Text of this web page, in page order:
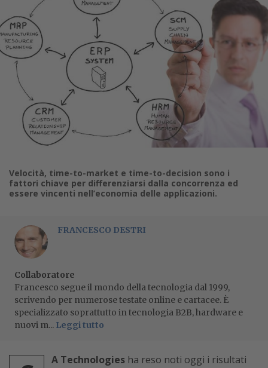
Velocità, time-to-market e time-to-decision sono i
fattori chiave per differenziarsi dalla concorrenza ed
essere vincenti nell’economia delle applicazioni.
FRANCESCO DESTRI
Collaboratore
Francesco segue il mondo della tecnologia dal 1999,
scrivendo per numerose testate online e cartacee. È
specializzato soprattutto in tecnologia B2B, hardware e
nuovi m... Leggi tutto
A Technologies ha reso noti oggi i risultati